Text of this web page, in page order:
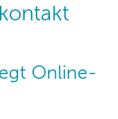
Online-